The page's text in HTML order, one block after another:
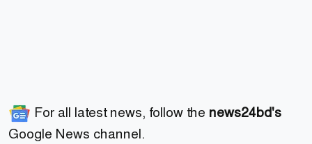
For all latest news, follow the news24bd's
Google News channel.